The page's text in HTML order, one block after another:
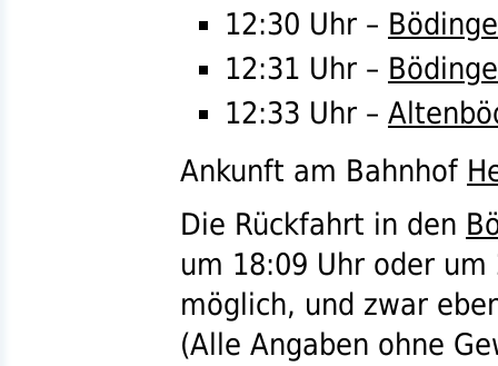
12:30 Uhr –
12:31 Uhr –
12:33 Uhr –
Ankunft am Bahnhof
Die Rückfahrt in den
um 18:09 Uhr oder um
möglich, und zwar
(Alle Angaben ohne